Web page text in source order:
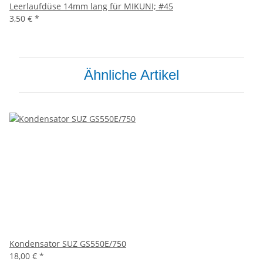
Leerlaufdüse 14mm lang für MIKUNI; #45
3,50 € *
Ähnliche Artikel
Kondensator SUZ GS550E/750
18,00 € *